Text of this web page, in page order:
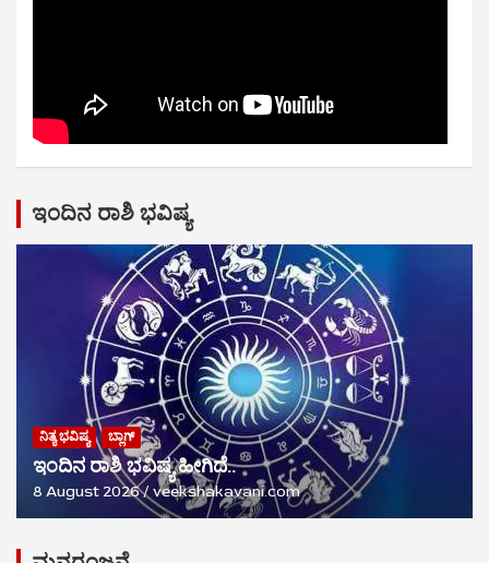
ಇಂದಿನ ರಾಶಿ ಭವಿಷ್ಯ
ನಿತ್ಯ ಭವಿಷ್ಯ ಬ್ಲಾಗ್
ಇಂದಿನ ರಾಶಿ ಭವಿಷ್ಯ ಹೀಗಿದೆ..
8 August 2026 veekshakavani.com